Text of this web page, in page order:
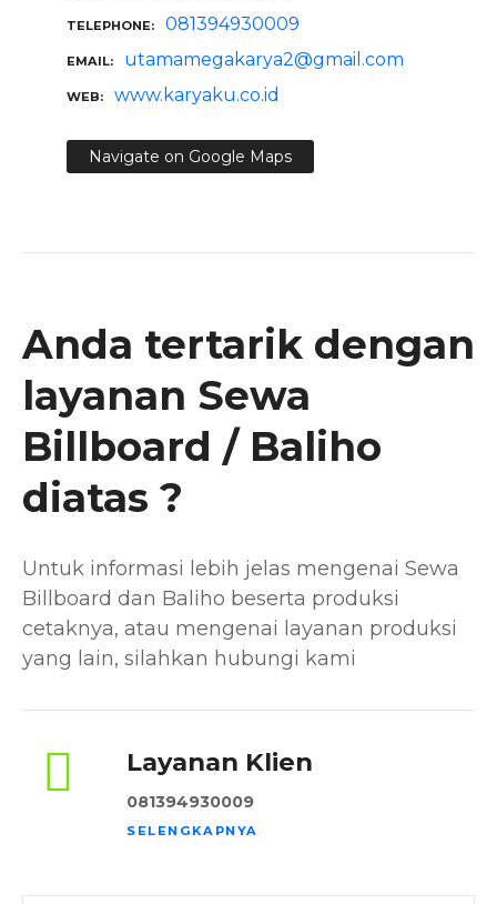
TELEPHONE 081394930009
EMAIL utamamegakarya2@gmail.com
WEB www.karyaku.co.id
Navigate on Google Maps
Anda tertarik dengan
layanan Sewa
Billboard / Baliho
diatas ?
Untuk informasi lebih jelas mengenai Sewa
Billboard dan Baliho beserta produksi
cetaknya, atau mengenai layanan produksi
yang lain, silahkan hubungi kami
Layanan Klien
081394930009
SELENGKAPNYA